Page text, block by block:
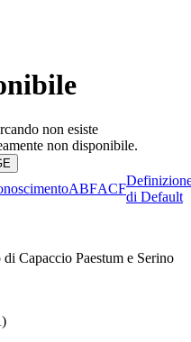
non esiste
non disponibile.
ABFACF
di Default
Capaccio Paestum e Serino